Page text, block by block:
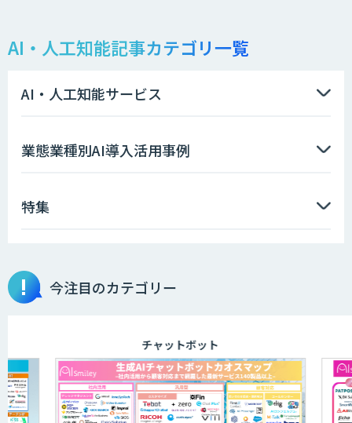
製造業特化型オーダーメイドAI開発（知
ソフトクリエイトのAI開発サービス
TDSEEye
APTOのAI受託開発
AI・人工知能記事カテゴリ一覧
AI・人工知能サービス
業態業種別AI導入活用事例
特集
今注目のカテゴリー
チャットボット